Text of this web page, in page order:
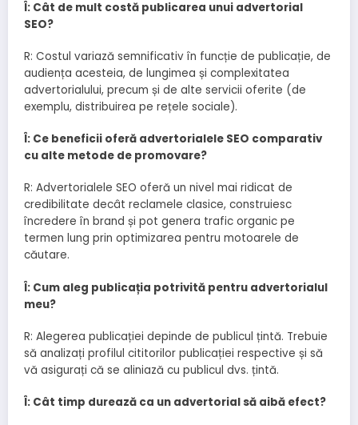
Î: Cât de mult costă publicarea unui advertorial
SEO?
R: Costul variază semnificativ în funcție de publicație, de
audiența acesteia, de lungimea și complexitatea
advertorialului, precum și de alte servicii oferite (de
exemplu, distribuirea pe rețele sociale).
Î: Ce beneficii oferă advertorialele SEO comparativ
cu alte metode de promovare?
R: Advertorialele SEO oferă un nivel mai ridicat de
credibilitate decât reclamele clasice, construiesc
încredere în brand și pot genera trafic organic pe
termen lung prin optimizarea pentru motoarele de
căutare.
Î: Cum aleg publicația potrivită pentru advertorialul
meu?
R: Alegerea publicației depinde de publicul țintă. Trebuie
să analizați profilul cititorilor publicației respective și să
vă asigurați că se aliniază cu publicul dvs. țintă.
Î: Cât timp durează ca un advertorial să aibă efect?